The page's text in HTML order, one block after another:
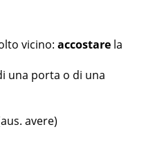
vicino: accostare la
una porta o di una
avere)